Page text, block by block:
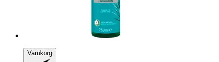
Varukorg